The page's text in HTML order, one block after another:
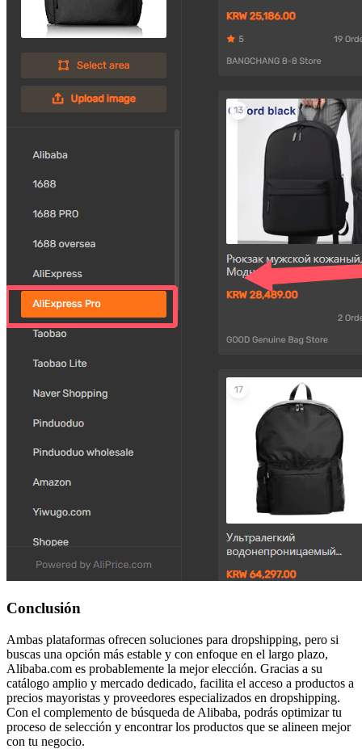
Conclusión
Ambas plataformas ofrecen soluciones para dropshipping, pero si
buscas una opción más estable y con enfoque en el largo plazo,
Alibaba.com es probablemente la mejor elección. Gracias a su
catálogo amplio y mercado dedicado, facilita el acceso a productos a
precios mayoristas y proveedores especializados en dropshipping.
Con el complemento de búsqueda de Alibaba, podrás optimizar tu
proceso de selección y encontrar los productos que se alineen mejor
con tu negocio.